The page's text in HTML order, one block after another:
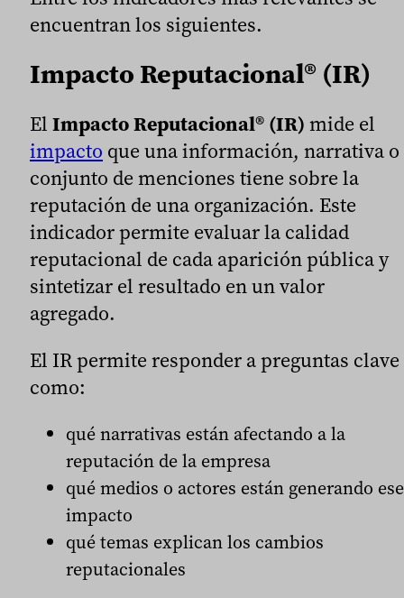
encuentran los siguientes.
Impacto Reputacional® (IR)
El Impacto Reputacional® (IR) mide el
impacto que una información, narrativa o
conjunto de menciones tiene sobre la
reputación de una organización. Este
indicador permite evaluar la calidad
reputacional de cada aparición pública y
sintetizar el resultado en un valor
agregado.
El IR permite responder a preguntas clave
como:
qué narrativas están afectando a la
reputación de la empresa
qué medios o actores están generando ese
impacto
qué temas explican los cambios
reputacionales